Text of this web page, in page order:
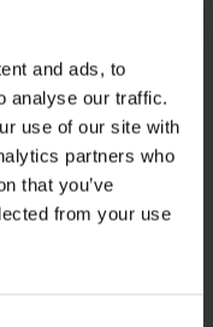
and ads, to
analyse our traffic.
use of our site with
partners who
that you’ve
from your use